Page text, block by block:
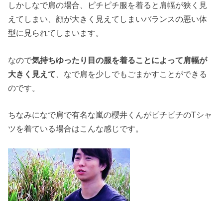
しかしなで肩の場合、ピチピチ服を着ると肩幅が狭く見
えてしまい、顔が大きく見えてしまいバランスの悪い体
型に見られてしまいます。
なので気持ちゆったり目の服を着ることによって肩幅が
大きく見えて 、なで肩を少しでもごまかすことができる
のです。
ちなみになで肩で有名な嵐の櫻井くんがピチピチのTシャ
ツを着ている場合はこんな感じです。